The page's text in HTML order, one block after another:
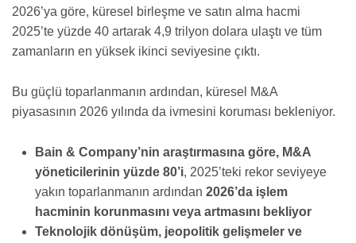
2026’ya göre, küresel birleşme ve satın alma hacmi
2025’te yüzde 40 artarak 4,9 trilyon dolara ulaştı ve tüm
zamanların en yüksek ikinci seviyesine çıktı.
Bu güçlü toparlanmanın ardından, küresel M&A
piyasasının 2026 yılında da ivmesini koruması bekleniyor.
Bain & Company’nin araştırmasına göre, M&A
yöneticilerinin yüzde 80’i, 2025’teki rekor seviyeye
yakın toparlanmanın ardından 2026’da işlem
hacminin korunmasını veya artmasını bekliyor
Teknolojik dönüşüm, jeopolitik gelişmeler ve